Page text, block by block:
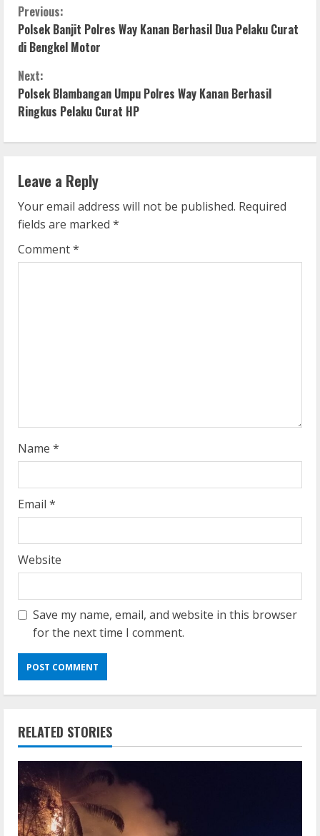
C
o
n
t
i
n
u
e
R
g
Previous:
Polsek Banjit Polres Way Kanan Berhasil Dua Pelaku Curat
di Bengkel Motor
Next:
Polsek Blambangan Umpu Polres Way Kanan Berhasil
Ringkus Pelaku Curat HP
Leave a Reply
Your email address will not be published. Required
fields are marked *
Comment*
Name *
Email *
Website
Save my name, email, and website in this browser
for the next time I comment.
RELATED STORIES